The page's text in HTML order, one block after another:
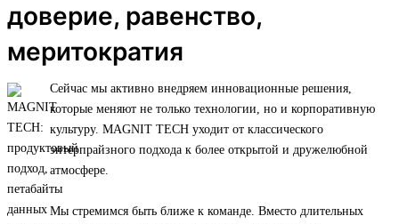
доверие, равенство,
меритократия
Сейчас мы активно внедряем инновационные решения,
которые меняют не только технологии, но и корпоративную
культуру. MAGNIT TECH уходит от классического
энтерпрайзного подхода к более открытой и дружелюбной
атмосфере.
Мы стремимся быть ближе к команде. Вместо длительных